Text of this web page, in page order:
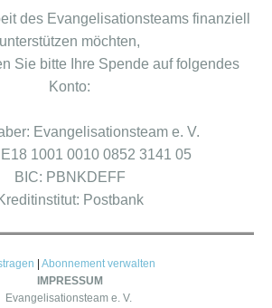
des Evangelisationsteams finanziell
unterstützen möchten,
Sie bitte Ihre Spende auf folgendes
Konto:
Evangelisationsteam e. V.
1001 0010 0852 3141 05
BIC: PBNKDEFF
Kreditinstitut: Postbank
Abonnement verwalten
IMPRESSUM
Evangelisationsteam e. V.